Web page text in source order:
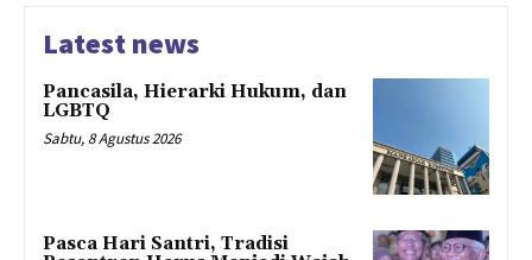
Latest news
Pancasila, Hierarki Hukum, dan
LGBTQ
Sabtu, 8 Agustus 2026
Pasca Hari Santri, Tradisi